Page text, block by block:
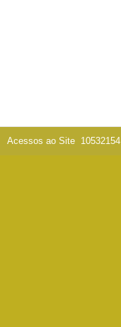
Acessos ao Site 10532154